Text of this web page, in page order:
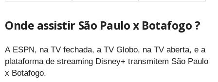
Onde assistir São Paulo x Botafogo ?
A ESPN, na TV fechada, a TV Globo, na TV aberta, e a
plataforma de streaming Disney+ transmitem São Paulo
x Botafogo.